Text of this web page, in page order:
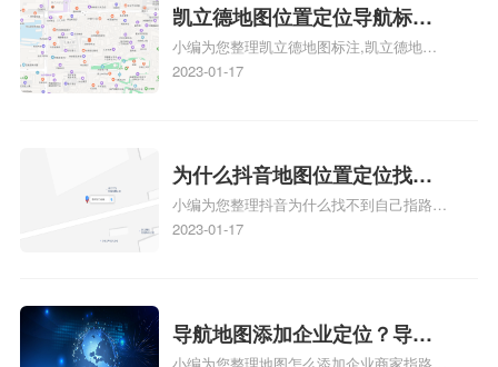
凯立德地图位置定位导航标
注？凯立德地图位置定位,导航,
标注？
小编为您整理凯立德地图标注,凯立德地图
标注怎么做啊、凯立德地图标注,凯立德地
相关地图标注知识，详情可查看下方正文！
2023-01-17
为什么抖音地图位置定位找不
到了？抖音为什么找不到当前
定位了？
小编为您整理抖音为什么找不到自己指路人
地图标注服务中心铺的位置、地图位置更新
服务中心位置、抖音突然不显示定位了相关
地图标注知识，详情可查看下方正文！
2023-01-17
导航地图添加企业定位？导航
小编为您整理地图怎么添加企业商家指路人